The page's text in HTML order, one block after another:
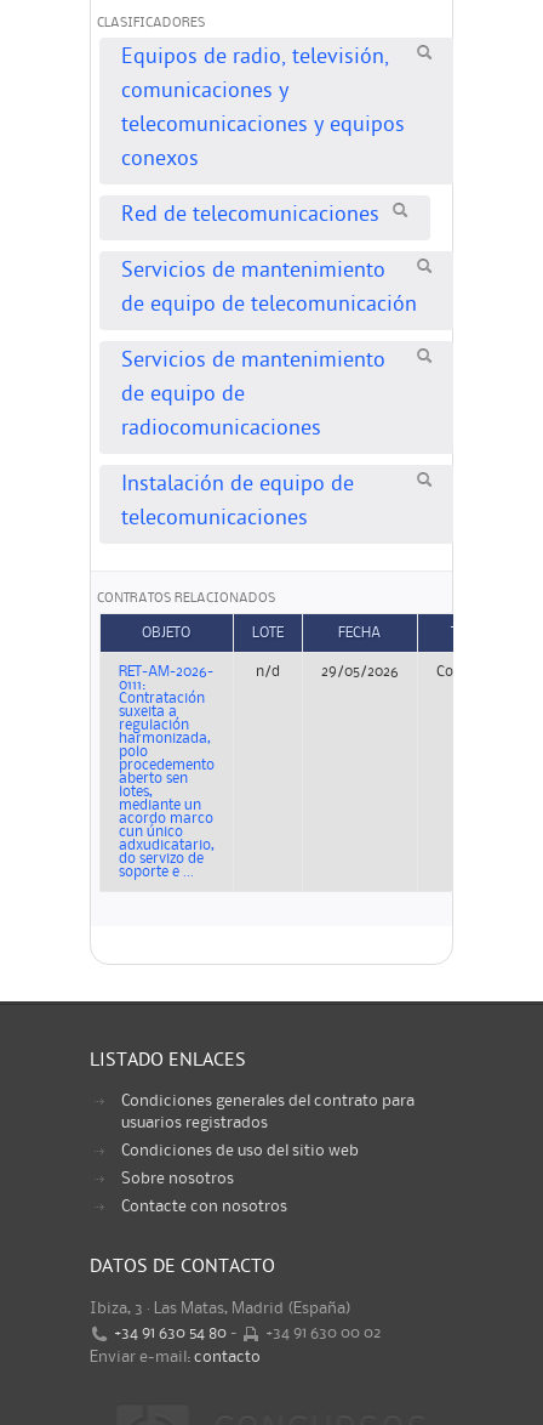
CLASIFICADORES
Equipos de radio, televisión,
comunicaciones y
telecomunicaciones y equipos
conexos
Red de telecomunicaciones
Servicios de mantenimiento
de equipo de telecomunicación
Servicios de mantenimiento
de equipo de
radiocomunicaciones
Instalación de equipo de
telecomunicaciones
CONTRATOS RELACIONADOS
OBJETO LOTE FECHA
RET-AM-2026-
0111:
Contratación
suxeita a
regulación
harmonizada,
polo
procedemento
aberto sen
lotes,
mediante un
acordo marco
cun único
adxudicatario,
do servizo de
soporte e ...
n/d 29/05/2026 Concurso
LISTADO ENLACES
Condiciones generales del contrato para
usuarios registrados
Condiciones de uso del sitio web
Sobre nosotros
Contacte con nosotros
DATOS DE CONTACTO
Ibiza, 3 · Las Matas, Madrid (España)
+34 91 630 54 80 -
+34 91 630 00 02
Enviar e-mail: contacto